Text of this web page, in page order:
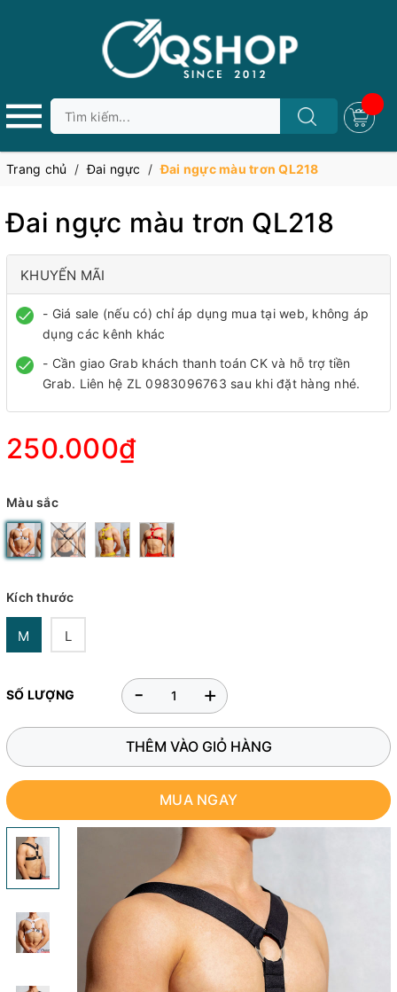
Trang chủ / Đai ngực / Đai ngực màu trơn QL218
Đai ngực màu trơn QL218
KHUYẾN MÃI
- Giá sale (nếu có) chỉ áp dụng mua tại web, không áp
dụng các kênh khác
- Cần giao Grab khách thanh toán CK và hỗ trợ tiền
Grab. Liên hệ ZL 0983096763 sau khi đặt hàng nhé.
250.000₫
Màu sắc
Kích thước
M L
SỐ LƯỢNG +
-
THÊM VÀO GIỎ HÀNG
MUA NGAY